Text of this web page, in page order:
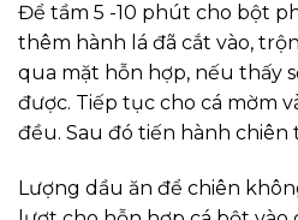
Để tầm 5 -10 phút cho bột
thêm hành lá đã cắt vào,
qua mặt hỗn hợp, nếu thấy
được. Tiếp tục cho cá mờm
đều. Sau đó tiến hành chiên
Lượng dầu ăn để chiên